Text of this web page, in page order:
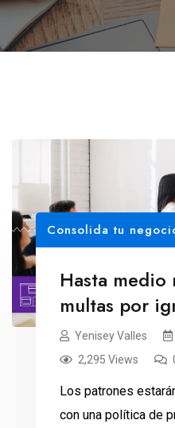
Consolida tu
Hasta medio
multas por
laboral
Yenisey Valles
2,295 Views
Los patrones
con una política de